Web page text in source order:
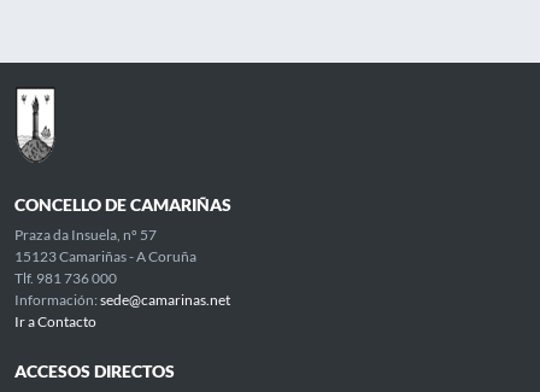
CONCELLO DE CAMARIÑAS
Praza da Insuela, nº 57
15123 Camariñas - A Coruña
Tlf. 981 736 000
Información: sede@camarinas.net
Ir a Contacto
ACCESOS DIRECTOS